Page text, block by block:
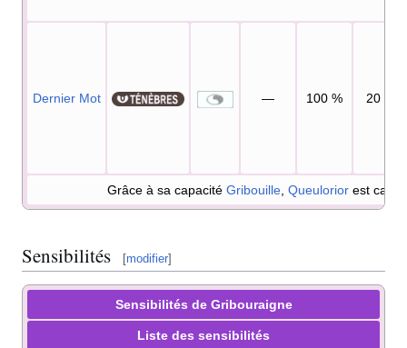
Dernier Mot — 100 % 20
Grâce à sa capacité Gribouille Queulorior est
Sensibilités [modifier]
Sensibilités de Gribouraigne
Liste des sensibilités